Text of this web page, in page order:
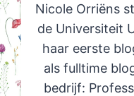
Nicole Orriëns
de Universiteit
haar eerste
als fulltime
bedrijf: